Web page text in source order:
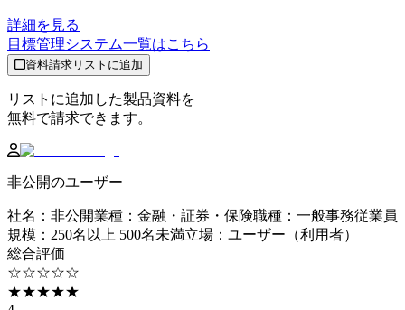
詳細を見る
目標管理システム一覧はこちら
資料請求リストに追加
リストに追加した製品資料を
無料で請求できます。
非公開のユーザー
社名 ： 非公開業種 ： 金融・証券・保険職種 ： 一般事務従業員
規模 ： 250名以上 500名未満立場 ： ユーザー（利用者）
総合評価
☆☆☆☆☆
★★★★★